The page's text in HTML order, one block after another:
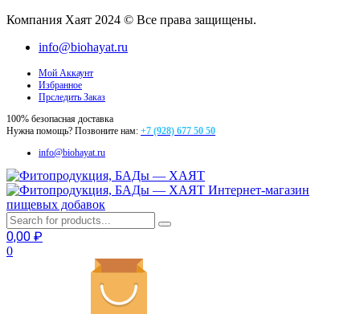
Компания Хаят 2024 © Все права защищены.
info@biohayat.ru
Мой Аккаунт
Избранное
Прследить Заказ
100% безопасная доставка
Нужна помощь? Позвоните нам: +7 (928) 677 50 50
info@biohayat.ru
Интернет-магазин
пищевых добавок
0,00 ₽
0